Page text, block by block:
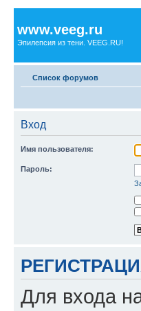
www.veeg.ru
Эпилепсия из тени. VEEG.RU!
Список форумов
Вход
Имя пользователя:
Пароль:
Для входа